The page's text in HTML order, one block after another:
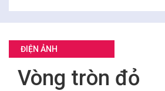
ĐIỆN ẢNH
Vòng tròn đỏ